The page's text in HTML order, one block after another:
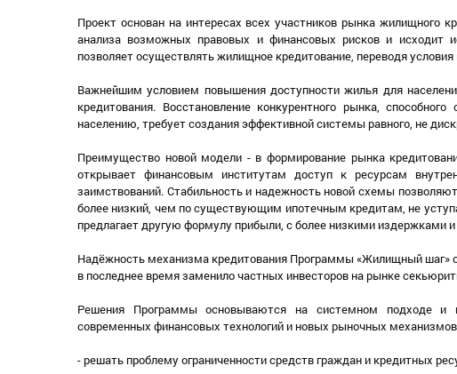
Проект основан на интересах всех участников рынка жилищного
анализа возможных правовых и финансовых рисков и исходит
позволяет осуществлять жилищное кредитование, переводя
Важнейшим условием повышения доступности жилья для
кредитования. Восстановление конкурентного рынка,
населению, требует создания эффективной системы равного, не
Преимущество новой модели - в формирование рынка
открывает финансовым институтам доступ к ресурсам
заимствований. Стабильность и надежность новой схемы
более низкий, чем по существующим ипотечным кредитам, не
предлагает другую формулу прибыли, с более низкими издержками
Надёжность механизма кредитования Программы «Жилищный шаг»
в последнее время заменило частных инвесторов на рынке
Решения Программы основываются на системном подходе и
современных финансовых технологий и новых рыночных
- решать проблему ограниченности средств граждан и кредитных